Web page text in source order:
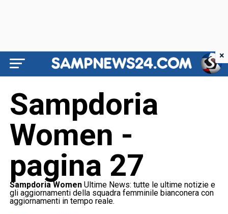
Sampdoria
Women -
pagina 27
Sampdoria WomenUltime News: tutte le ultime notizie e
gli aggiornamenti della squadra femminile bianconera con
aggiornamenti in tempo reale.
×